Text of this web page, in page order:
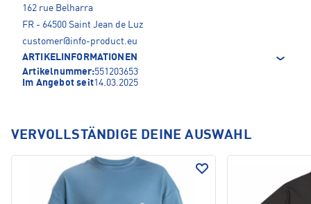
162 rue Belharra
FR - 64500 Saint Jean de Luz
customer@info-product.eu
ARTIKELINFORMATIONEN
Artikelnummer:551203653
Im Angebot seit14.03.2025
VERVOLLSTÄNDIGE DEINE AUSWAHL